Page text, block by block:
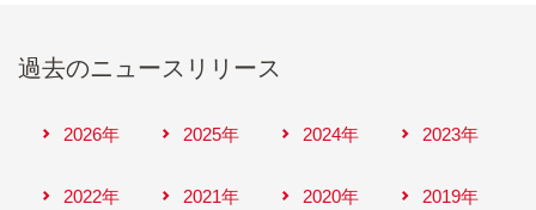
過去のニュースリリース
2026年 2025年 2024年 2023年
2022年 2021年 2020年 2019年